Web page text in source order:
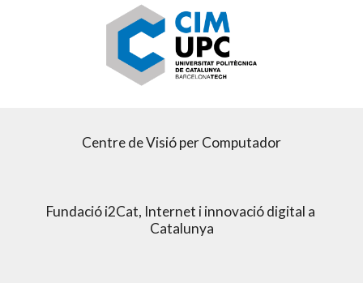
Centre de Visió per Computador
Fundació i2Cat, Internet i innovació digital a
Catalunya